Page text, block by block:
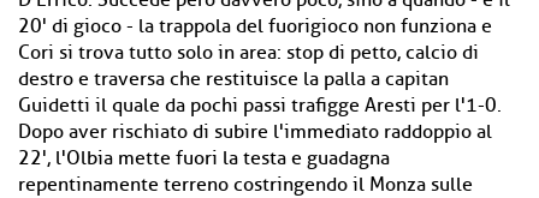
20' di gioco - la trappola del fuorigioco non funziona e
Cori si trova tutto solo in area: stop di petto, calcio di
destro e traversa che restituisce la palla a capitan
Guidetti il quale da pochi passi trafigge Aresti per l'1-0.
Dopo aver rischiato di subire l'immediato raddoppio al
22', l'Olbia mette fuori la testa e guadagna
repentinamente terreno costringendo il Monza sulle